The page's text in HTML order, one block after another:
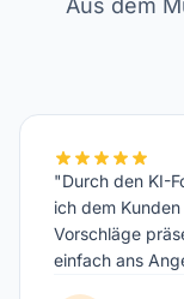
Aus dem
"Durch den KI-
ich dem
Vorschläge
einfach ans